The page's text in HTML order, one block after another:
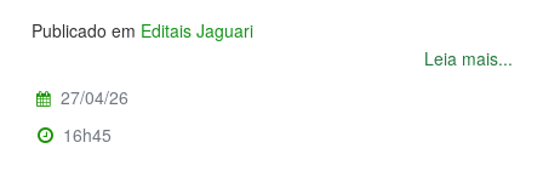
Publicado em Editais Jaguari
Leia mais...
27/04/26
16h45